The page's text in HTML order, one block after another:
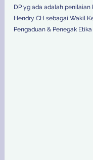
DP yg ada adalah penilaian
Hendry CH sebagai Wakil
Pengaduan & Penegak Etika